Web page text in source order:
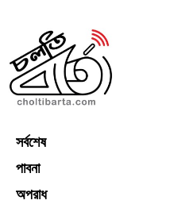
সর্বশেষ
পাবনা
অপরাধ